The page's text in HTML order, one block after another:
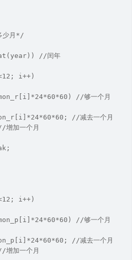
少月*/
//闰年
i++)
//够一个月
//减去一个月
加一个月
i++)
//够一个月
//减去一个月
加一个月